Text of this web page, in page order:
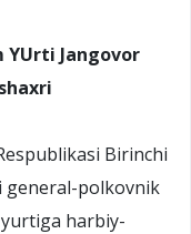
YUrti Jangovor
Birinchi
general-polkovnik
harbiy-